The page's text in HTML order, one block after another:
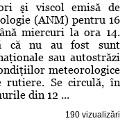
şi viscol emisă de
(ANM) pentru 16
miercuri la ora 14.
că nu au fost sunt
sau autostrăzi
meteorologice
rutiere. Se circulă, în
din 12 ...
190 vizualizări